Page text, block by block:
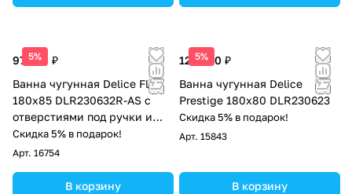
5%
97 500 ₽
Ванна чугунная Delice Flex
180х85 DLR230632R-AS с
отверстиями под ручки и
антискользящим покрытием
Скидка 5% в подарок!
Арт. 16754
В корзину
5%
122 000 ₽
Ванна чугунная Delice
Prestige 180х80 DLR230623
Скидка 5% в подарок!
Арт. 15843
В корзину